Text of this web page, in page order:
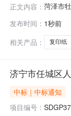
正文内容： 菏泽市
纸菏泽
发布时间： 1秒前
相关产品：
复印纸
济宁市任城区
中标｜中标通知
项目编号：